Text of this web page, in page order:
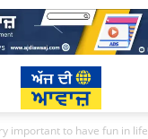
important to have fun in life